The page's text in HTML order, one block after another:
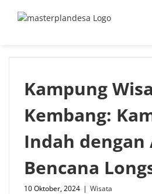
Kampung
Kembang:
Indah dengan
Bencana
10 Oktober, 2024 | Wisata